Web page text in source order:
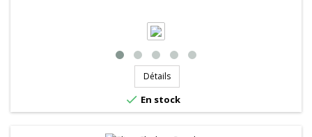
Détails
 En stock